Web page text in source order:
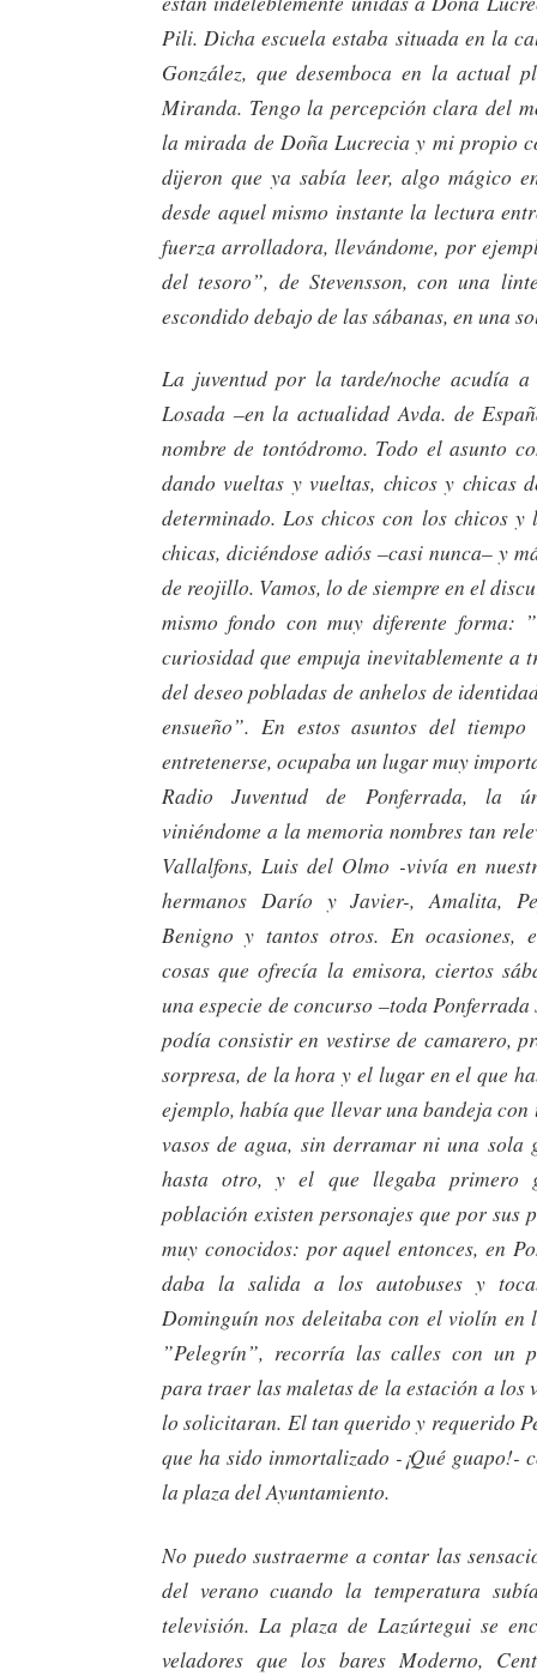
Pili. Dicha escuela estaba situada en la
González, que desemboca en la actual
Miranda. Tengo la percepción clara del
la mirada de Doña Lucrecia y mi propio
dijeron que ya sabía leer, algo mágico
desde aquel mismo instante la lectura
fuerza arrolladora, llevándome, por
del tesoro”, de Stevensson, con una
escondido debajo de las sábanas, en una
La juventud por la tarde/noche acudía
Losada –en la actualidad Avda. de
nombre de tontódromo. Todo el asunto
dando vueltas y vueltas, chicos y chicas
determinado. Los chicos con los chicos y
chicas, diciéndose adiós –casi nunca– y
de reojillo. Vamos, lo de siempre en el
mismo fondo con muy diferente forma:
curiosidad que empuja inevitablemente a
del deseo pobladas de anhelos de
ensueño”. En estos asuntos del
entretenerse, ocupaba un lugar muy
Radio Juventud de Ponferrada, la
viniéndome a la memoria nombres tan
Vallalfons, Luis del Olmo -vivía en
hermanos Darío y Javier-, Amalita,
Benigno y tantos otros. En ocasiones,
cosas que ofrecía la emisora, ciertos
una especie de concurso –toda
podía consistir en vestirse de camarero,
sorpresa, de la hora y el lugar en el que
ejemplo, había que llevar una bandeja
vasos de agua, sin derramar ni una sola
hasta otro, y el que llegaba primero
población existen personajes que por sus
muy conocidos: por aquel entonces, en
daba la salida a los autobuses y
Dominguín nos deleitaba con el violín en
”Pelegrín”, recorría las calles con un
para traer las maletas de la estación a los
lo solicitaran. El tan querido y requerido
que ha sido inmortalizado -¡Qué guapo!-
la plaza del Ayuntamiento.
No puedo sustraerme a contar las
del verano cuando la temperatura
televisión. La plaza de Lazúrtegui se
veladores que los bares Moderno,